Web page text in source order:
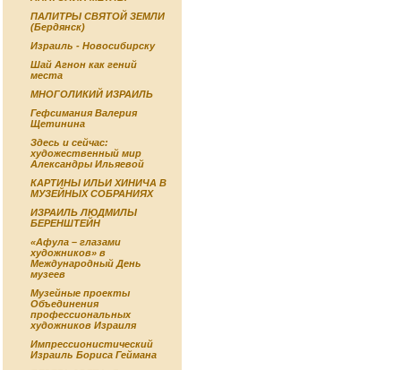
ПАЛИТРЫ СВЯТОЙ ЗЕМЛИ
(Бердянск)
Израиль - Новосибирску
Шай Агнон как гений
места
МНОГОЛИКИЙ ИЗРАИЛЬ
Гефсимания Валерия
Щетинина
Здесь и сейчас:
художественный мир
Александры Ильяевой
КАРТИНЫ ИЛЬИ ХИНИЧА В
МУЗЕЙНЫХ СОБРАНИЯХ
ИЗРАИЛЬ ЛЮДМИЛЫ
БЕРЕНШТЕЙН
«Афула – глазами
художников» в
Международный День
музеев
Музейные проекты
Объединения
профессиональных
художников Израиля
Импрессионистический
Израиль Бориса Геймана